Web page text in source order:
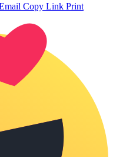
Copy Link Print